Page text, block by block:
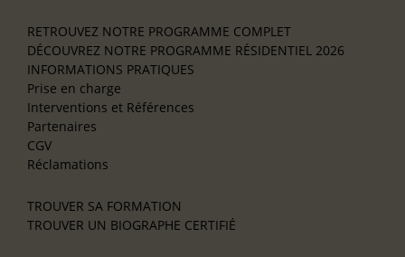
RETROUVEZ NOTRE PROGRAMME COMPLET
DÉCOUVREZ NOTRE PROGRAMME RÉSIDENTIEL 2026
INFORMATIONS PRATIQUES
Prise en charge
Interventions et Références
Partenaires
CGV
Réclamations
TROUVER SA FORMATION
TROUVER UN BIOGRAPHE CERTIFIÉ